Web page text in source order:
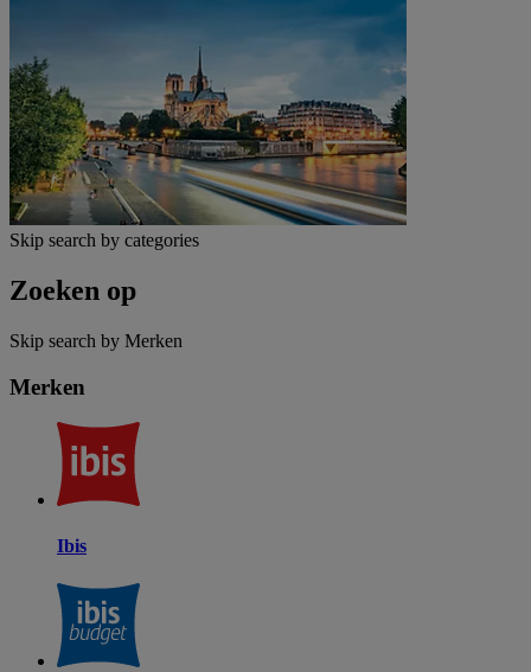
Skip search by categories
Zoeken op
Skip search by Merken
Merken
Ibis